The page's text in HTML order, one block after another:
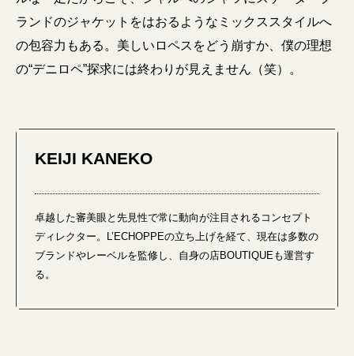
ランドのジャケットをはおるようなミックススタイルへ
の包容力もある。美しいロペスをどう崩すか、僕の理想
の“デニロペ”探求には終わりが見えません（笑）。
KEIJI KANEKO
卓越した審美眼と先見性で常に動向が注目されるコンセプト
ディレクター。L’ECHOPPEの立ち上げを経て、現在は多数の
ブランドやレーベルを監修し、自身の店BOUTIQUEも運営す
る。